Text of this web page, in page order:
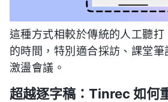
這種方式相較於傳統的人工聽
的時間，特別適合採訪、課堂
激盪會議。
超越逐字稿：Tinrec 如何